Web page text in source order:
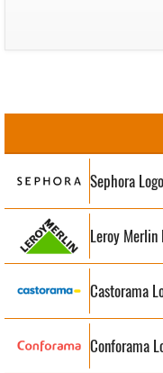
Sephora Logo
Leroy Merlin
Castorama
Conforama